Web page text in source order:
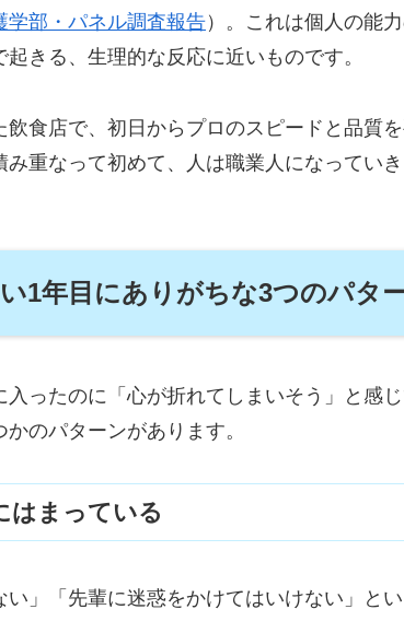
学部・パネル調査報告）。これは個人の能
きる、生理的な反応に近いものです。
飲食店で、初日からプロのスピードと品質
み重なって初めて、人は職業人になってい
1年目にありがちな3つのパタ
入ったのに「心が折れてしまいそう」と感
のパターンがあります。
はまっている
い」「先輩に迷惑をかけてはいけない」と